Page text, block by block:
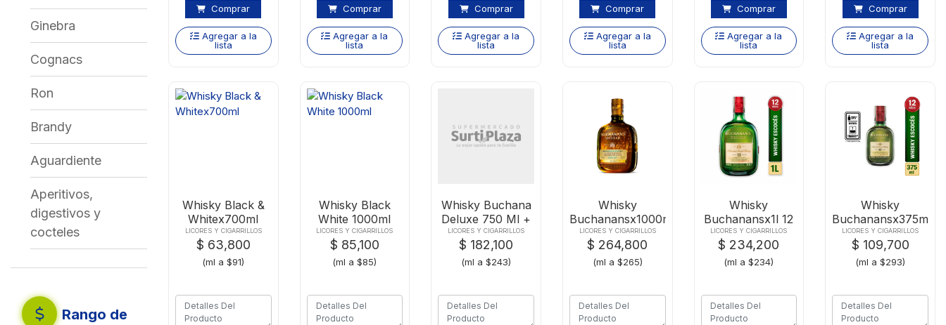
Ginebra
Cognacs
Ron
Brandy
Aguardiente
Aperitivos,
digestivos y
cocteles
Rango de
Comprar
Agregar a la
lista
Comprar
Agregar a la
lista
Comprar
Agregar a la
lista
Comprar
Agregar a la
lista
Comprar
Agregar a la
lista
Comprar
Agregar a la
lista
Whisky Black &
Whitex700ml
LICORES Y CIGARRILLOS
$ 63,800
(ml a $91)
Whisky Black
White 1000ml
LICORES Y CIGARRILLOS
$ 85,100
(ml a $85)
Whisky Buchana
Deluxe 750 Ml +
2 Vasos
LICORES Y CIGARRILLOS
$ 182,100
(ml a $243)
Whisky
Buchanansx1000ml
Master
LICORES Y CIGARRILLOS
$ 264,800
(ml a $265)
Whisky
Buchanansx1l 12
Anos
LICORES Y CIGARRILLOS
$ 234,200
(ml a $234)
Whisky
Buchanansx375ml
12 Anos
LICORES Y CIGARRILLOS
$ 109,700
(ml a $293)